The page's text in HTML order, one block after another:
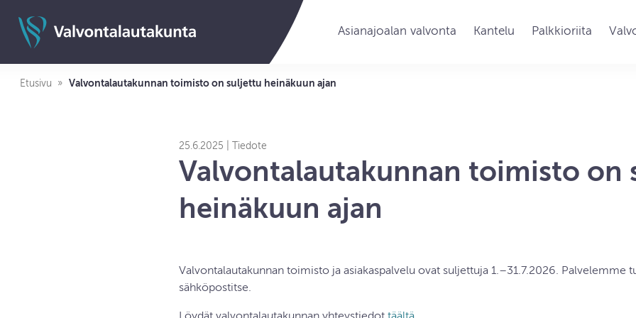
Valvontalautakunnan etusivulle
Asianajoalan valvonta Kantelu Palkkioriita
Etusivu Valvontalautakunnan toimisto on suljettu heinäkuun ajan
25.6.2025 | Tiedote
Valvontalautakunnan toimisto on
heinäkuun ajan
Valvontalautakunnan toimisto ja asiakaspalvelu ovat suljettuja 1.–31.7.2026. Palvelemme
sähköpostitse.